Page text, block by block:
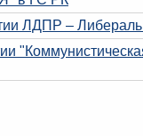
ЛДПР –